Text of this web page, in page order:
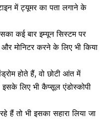
मेंट्यूमर का पता लगाने के
का कई बारइम्यून सिस्टमपर
मोनिटर करने के लिए भी किया
होते हैं, वो छोटी आंत में
लिए भी कैप्सूल एंडोस्कोपी
रहे हैं तो भी इसकासहारा लिया जा